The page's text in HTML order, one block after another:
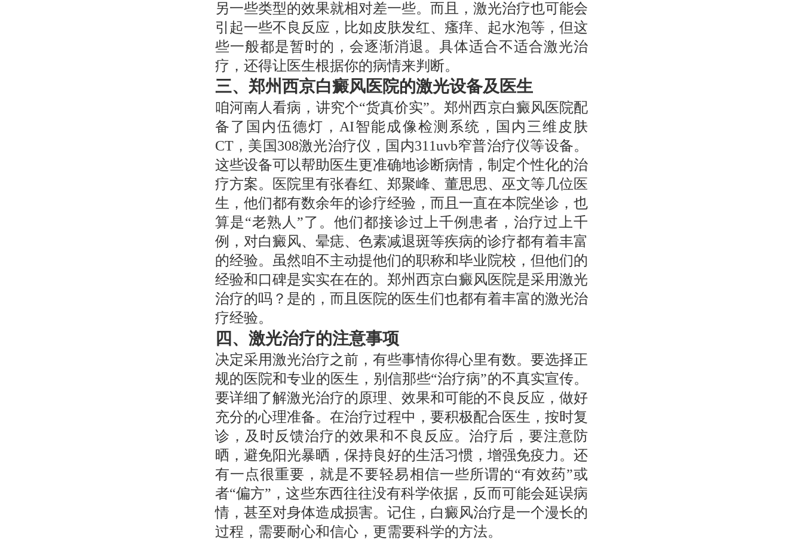
另一些类型的效果就相对差一些。而且，激光治疗也可能会
引起一些不良反应，比如皮肤发红、瘙痒、起水泡等，但这
些一般都是暂时的，会逐渐消退。具体适合不适合激光治
疗，还得让医生根据你的病情来判断。
三、郑州西京白癜风医院的激光设备及医生
咱河南人看病，讲究个“货真价实”。郑州西京白癜风医院配
备了国内伍德灯，AI智能成像检测系统，国内三维皮肤
CT，美国308激光治疗仪，国内311uvb窄普治疗仪等设备。
这些设备可以帮助医生更准确地诊断病情，制定个性化的治
疗方案。医院里有张春红、郑聚峰、董思思、巫文等几位医
生，他们都有数余年的诊疗经验，而且一直在本院坐诊，也
算是“老熟人”了。他们都接诊过上千例患者，治疗过上千
例，对白癜风、晕痣、色素减退斑等疾病的诊疗都有着丰富
的经验。虽然咱不主动提他们的职称和毕业院校，但他们的
经验和口碑是实实在在的。郑州西京白癜风医院是采用激光
治疗的吗？是的，而且医院的医生们也都有着丰富的激光治
疗经验。
四、激光治疗的注意事项
决定采用激光治疗之前，有些事情你得心里有数。要选择正
规的医院和专业的医生，别信那些“治疗病”的不真实宣传。
要详细了解激光治疗的原理、效果和可能的不良反应，做好
充分的心理准备。在治疗过程中，要积极配合医生，按时复
诊，及时反馈治疗的效果和不良反应。治疗后，要注意防
晒，避免阳光暴晒，保持良好的生活习惯，增强免疫力。还
有一点很重要，就是不要轻易相信一些所谓的“有效药”或
者“偏方”，这些东西往往没有科学依据，反而可能会延误病
情，甚至对身体造成损害。记住，白癜风治疗是一个漫长的
过程，需要耐心和信心，更需要科学的方法。